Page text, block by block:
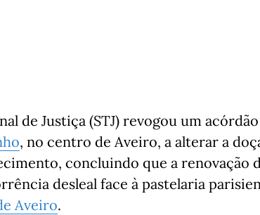
de Justiça (STJ) revogou um
, no centro de Aveiro, a alterar a
concluindo que a renovação
desleal face à pastelaria
Aveiro.